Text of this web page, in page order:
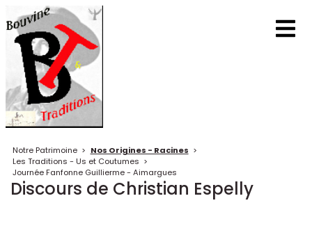
Notre Patrimoine > Nos Origines - Racines >
Les Traditions - Us et Coutumes >
Journée Fanfonne Guillierme - Aimargues
Discours de Christian Espelly